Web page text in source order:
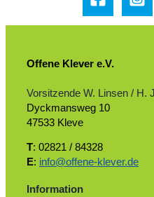
Offene Klever e.V.
Vorsitzende W. Linsen / H.
Dyckmansweg 10
47533 Kleve
T: 02821 / 84328
E: info@offene-klever.de
Information